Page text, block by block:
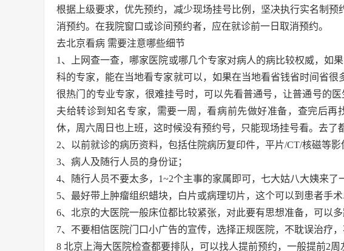
根据上级要求，优先预约，减少现场挂号比例，坚决执行实名制预
消预约。在我院窗口或诊间预约者，应在就诊前一日取消预约。
去北京看病 需要注意哪些细节
1、上网查一查，哪家医院或哪几个专家对病人的病比较权威，如
科的专家，能在当地看专家就可以，如果在当地看省钱省时间省
很热门的专业专家，很难挂号时，可以先看普通号，让普通号的
夫给转诊到知名专家，需要一周，看病前先做好准备，查完后再
休，周六周日也上班，这时候没有预约号，只能现场挂号看。去了
2、以前就诊的病历资料，包括住院病历复印件，平片/CT/核磁等影
3、病人及随行人员的身份证；
4、随行人员不要太多，1~2个主事的家属即可，七大姑八大姨来了
5、最好带上肿瘤组织蜡块，白片或病理切片，这个可以到患者手
6、北京的大医院一般床位都比较紧张，对此要有思想准备，可以多
7、不要相信医院门口小广告的宣传，选择正规医院，不耽误治疗，
8 北京上海大医院检查都要排队，可以找人提前预约，一般提前2周